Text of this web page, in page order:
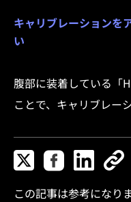
キャリブレーションを
い
腹部に装着している「
ことで、キャリブレー
この記事は参考になり